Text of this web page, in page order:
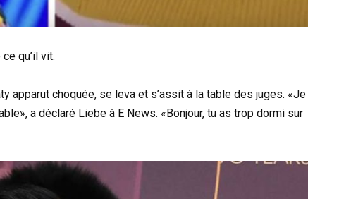
qu’il vit.
apparut choquée, se leva et s’assit à la table des juges. «Je
a déclaré Liebe à E News. «Bonjour, tu as trop dormi sur